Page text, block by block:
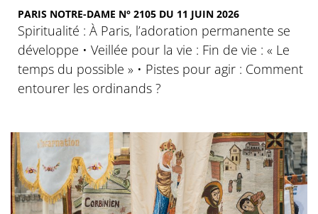
PARIS NOTRE-DAME N° 2105 DU 11 JUIN 2026
Spiritualité : À Paris, l’adoration permanente se
développe • Veillée pour la vie : Fin de vie : « Le
temps du possible » • Pistes pour agir : Comment
entourer les ordinands ?